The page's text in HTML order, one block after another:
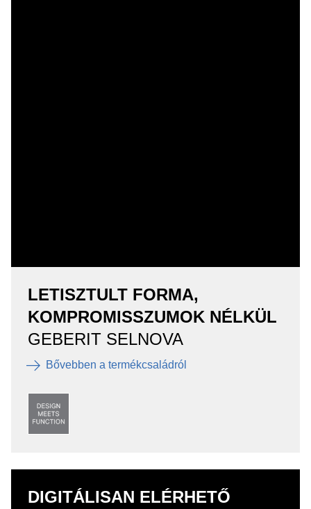
LETISZTULT FORMA,
KOMPROMISSZUMOK NÉLKÜL
GEBERIT SELNOVA
Bővebben a termékcsaládról
DIGITÁLISAN ELÉRHETŐ